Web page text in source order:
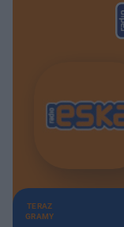
TERAZ
GRAMY